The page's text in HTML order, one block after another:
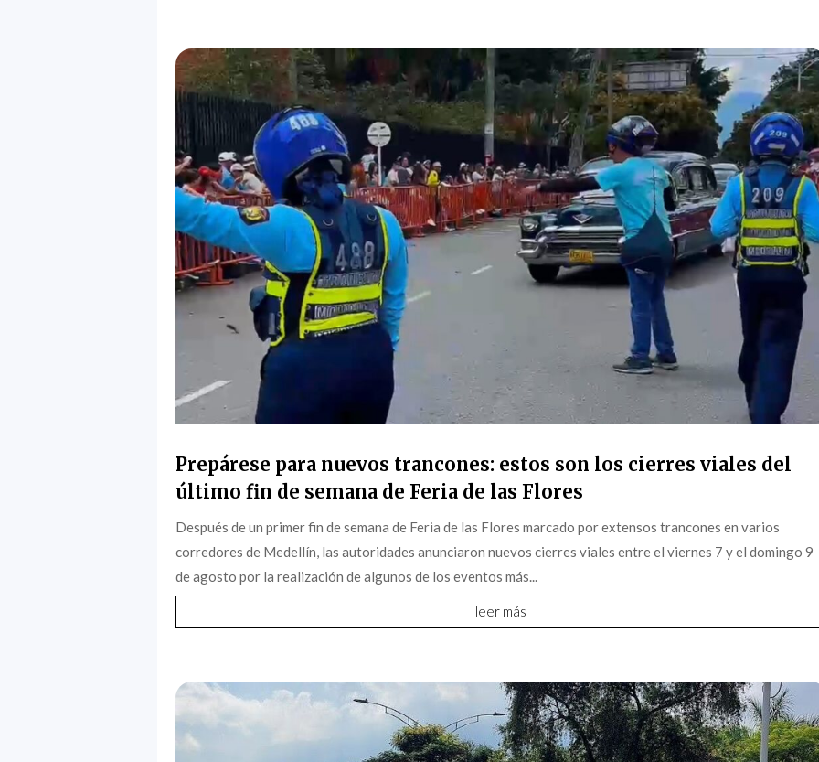
Prepárese para nuevos trancones: estos son los cierres viales del
último fin de semana de Feria de las Flores
Después de un primer fin de semana de Feria de las Flores marcado por extensos trancones en varios
corredores de Medellín, las autoridades anunciaron nuevos cierres viales entre el viernes 7 y el domingo 9
de agosto por la realización de algunos de los eventos más...
leer más